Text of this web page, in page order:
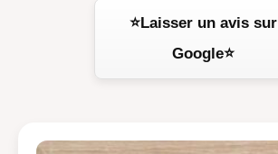
⭐Laisser un avis sur
Google⭐